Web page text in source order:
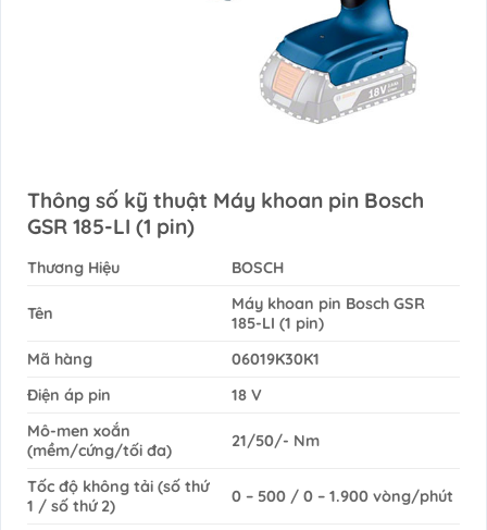
Thông số kỹ thuật Máy khoan pin Bosch
GSR 185-LI (1 pin)
Thương Hiệu BOSCH
Tên
Máy khoan pin Bosch GSR
185-LI (1 pin)
Mã hàng
06019K30K1
Điện áp pin
18 V
Mô-men xoắn
(mềm/cứng/tối đa)
21/50/- Nm
Tốc độ không tải (số thứ
1 / số thứ 2)
0 – 500 / 0 – 1.900 vòng/phút